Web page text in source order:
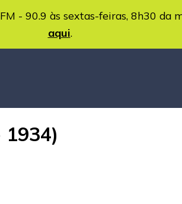
- 90.9 às sextas-feiras, 8h30 da
aqui.
1934)